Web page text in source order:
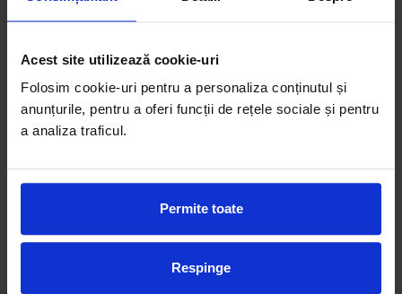
Acest site utilizează cookie-uri
Folosim cookie-uri pentru a personaliza conținutul și
anunțurile, pentru a oferi funcții de rețele sociale și pentru
a analiza traficul.
Permite toate
Respinge
Cu spatiu de
depozitare
NU
Alte variante
Coltar, Canapea, Canapea
in U
342 cm
Inaltime
sedere
64 cm